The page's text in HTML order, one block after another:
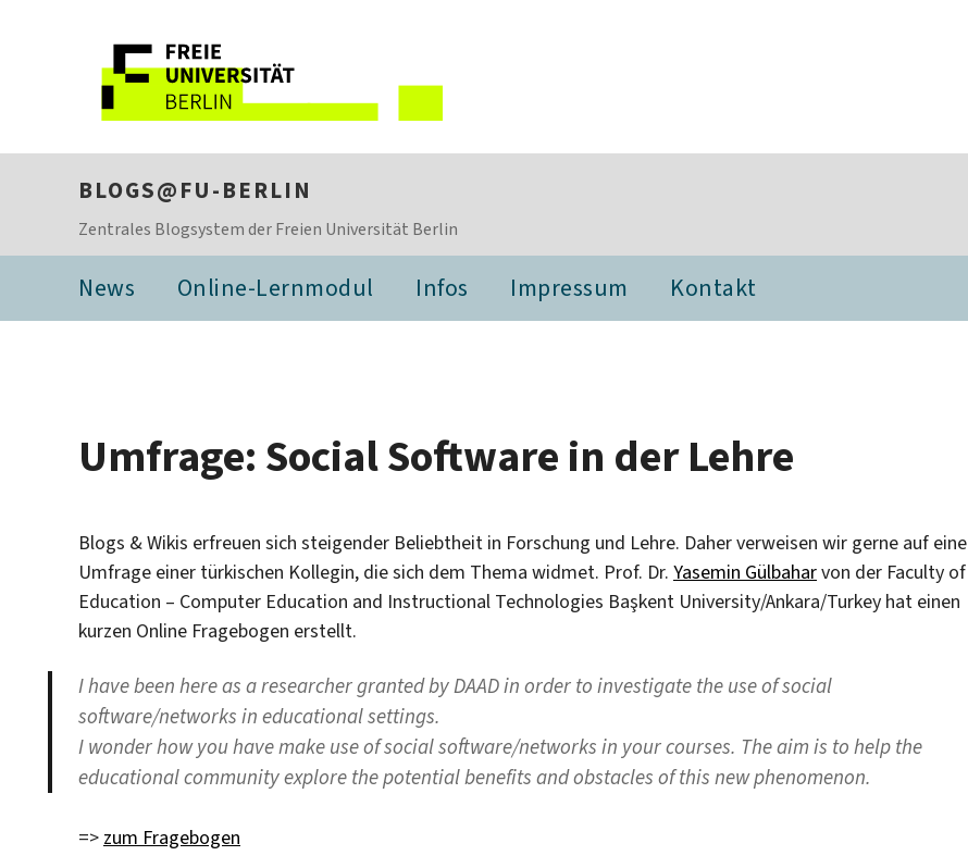
BLOGS@FU-BERLIN
Zentrales Blogsystem der Freien Universität Berlin
News Online-Lernmodul Infos Impressum Kontakt
Umfrage: Social Software in der Lehre
Blogs & Wikis erfreuen sich steigender Beliebtheit in Forschung und Lehre. Daher verweisen wir gerne auf eine
Umfrage einer türkischen Kollegin, die sich dem Thema widmet. Prof. Dr. Yasemin Gülbaharvon der Faculty of
Education – Computer Education and Instructional Technologies Başkent University/Ankara/Turkey hat einen
kurzen Online Fragebogen erstellt.
I have been here as a researcher granted by DAAD in order to investigate the use of social
software/networks in educational settings.
I wonder how you have make use of social software/networks in your courses. The aim is to help the
educational community explore the potential benefits and obstacles of this new phenomenon.
=> zum Fragebogen